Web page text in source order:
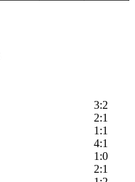
3:2
2:1
1:1
4:1
1:0
2:1